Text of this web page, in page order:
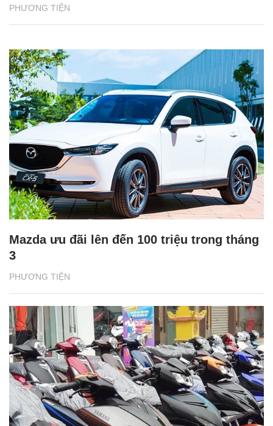
PHƯƠNG TIỆN
PHƯƠNG TIỆN
Mazda ưu đãi lên đến 100 triệu trong tháng
3